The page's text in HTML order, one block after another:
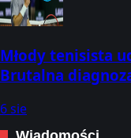
Młody tenisista
Brutalna
6 sie